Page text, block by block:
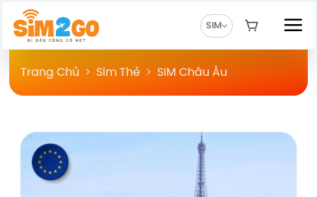
Chuyển
đến
SIM
Trang Chủ > Sim Thẻ > SIM Châu Âu